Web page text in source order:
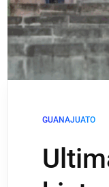
GUANAJUATO